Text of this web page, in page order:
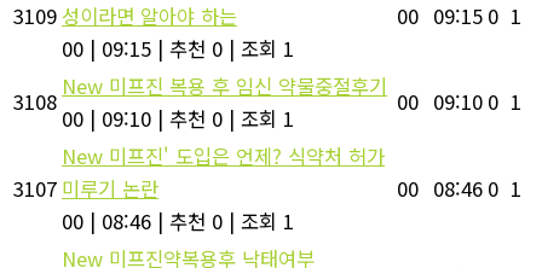
3109성이라면 알아야 하는
00 | 09:15 | 추천 0 | 조회 1
00 09:15 0 1
3108
New 미프진 복용 후 임신 약물중절후기
00 | 09:10 | 추천 0 | 조회 1
00 09:10 0 1
3107
New 미프진' 도입은 언제? 식약처 허가
미루기 논란
00 | 08:46 | 추천 0 | 조회 1
00 08:46 0 1
New 미프진약복용후 낙태여부